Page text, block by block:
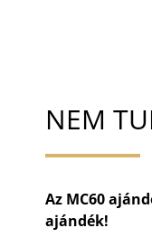
NEM
Az MC60
ajándék!